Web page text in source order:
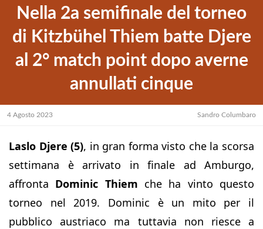
Nella 2a semifinale del torneo
di Kitzbühel Thiem batte Djere
al 2° match point dopo averne
annullati cinque
4 Agosto 2023 Sandro Columbaro
Laslo Djere (5), in gran forma visto che la scorsa
settimana è arrivato in finale ad Amburgo,
affronta Dominic Thiem che ha vinto questo
torneo nel 2019. Dominic è un mito per il
pubblico austriaco ma tuttavia non riesce a